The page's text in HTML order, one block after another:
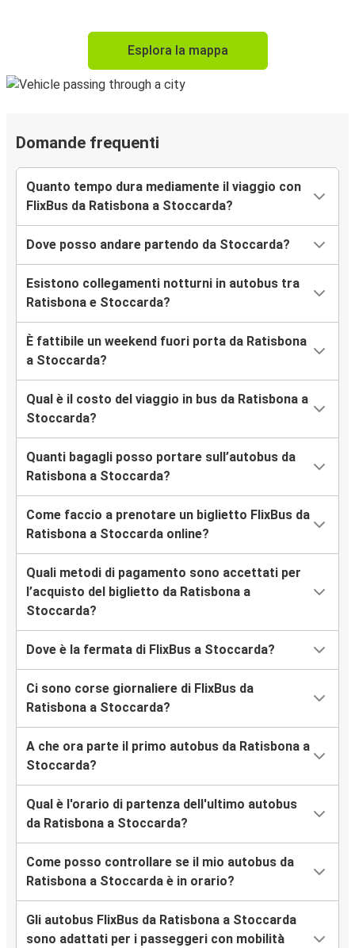
Esplora la mappa
Domande frequenti
Quanto tempo dura mediamente il viaggio con
FlixBus da Ratisbona a Stoccarda?
Dove posso andare partendo da Stoccarda?
Esistono collegamenti notturni in autobus tra
Ratisbona e Stoccarda?
È fattibile un weekend fuori porta da Ratisbona
a Stoccarda?
Qual è il costo del viaggio in bus da Ratisbona a
Stoccarda?
Quanti bagagli posso portare sull’autobus da
Ratisbona a Stoccarda?
Come faccio a prenotare un biglietto FlixBus da
Ratisbona a Stoccarda online?
Quali metodi di pagamento sono accettati per
l’acquisto del biglietto da Ratisbona a
Stoccarda?
Dove è la fermata di FlixBus a Stoccarda?
Ci sono corse giornaliere di FlixBus da
Ratisbona a Stoccarda?
A che ora parte il primo autobus da Ratisbona a
Stoccarda?
Qual è l'orario di partenza dell'ultimo autobus
da Ratisbona a Stoccarda?
Come posso controllare se il mio autobus da
Ratisbona a Stoccarda è in orario?
Gli autobus FlixBus da Ratisbona a Stoccarda
sono adattati per i passeggeri con mobilità